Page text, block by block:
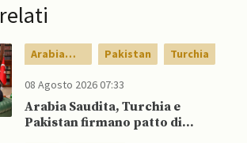
Arabia
Saudita
Pakistan Turchia
08 Agosto 2026 07:33
Arabia Saudita, Turchia e
Pakistan firmano patto di